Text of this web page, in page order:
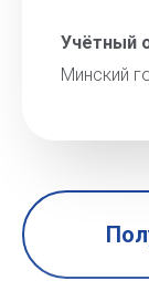
Учётный
Минский